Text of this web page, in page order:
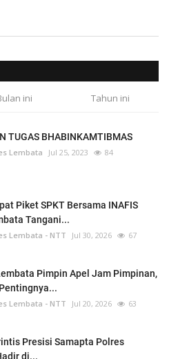
ini Tahun ini
TUGAS BHABINKAMTIBMAS
Lembata Jul 25, 2023 84
Piket SPKT Bersama INAFIS
Tangani...
Lembata - NTT Jul 30, 2026 67
Pimpin Apel Jam Pimpinan,
Lembata - NTT Jul 20, 2026 63
Presisi Samapta Polres
di...